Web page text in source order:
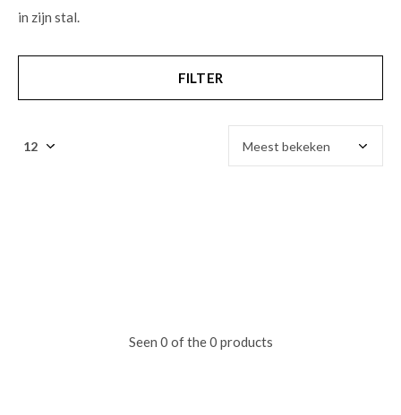
in zijn stal.
FILTER
Seen 0 of the 0 products